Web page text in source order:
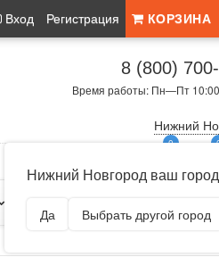
Вход Регистрация КОРЗИНА
8 (800)
Время работы: Пн—Пт
Нижний
Нижний Новгород ваш
Да Выбрать другой город
0